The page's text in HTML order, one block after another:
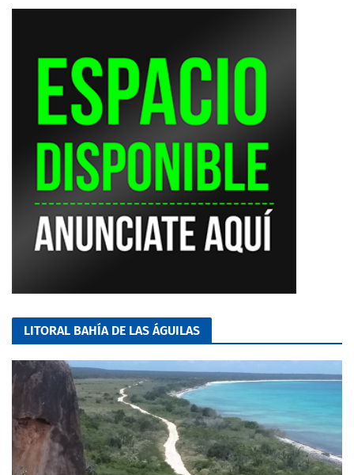
LITORAL BAHÍA DE LAS ÁGUILAS